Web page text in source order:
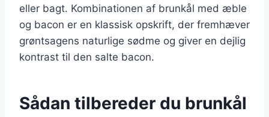
eller bagt. Kombinationen af brunkål med æble
og bacon er en klassisk opskrift, der fremhæver
grøntsagens naturlige sødme og giver en dejlig
kontrast til den salte bacon.
Sådan tilbereder du brunkål